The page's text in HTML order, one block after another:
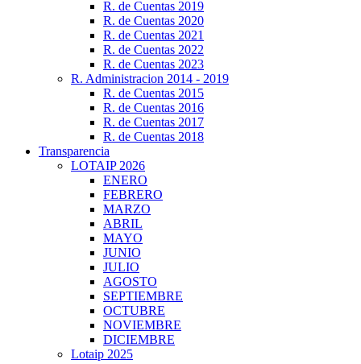
R. de Cuentas 2019
R. de Cuentas 2020
R. de Cuentas 2021
R. de Cuentas 2022
R. de Cuentas 2023
R. Administracion 2014 - 2019
R. de Cuentas 2015
R. de Cuentas 2016
R. de Cuentas 2017
R. de Cuentas 2018
Transparencia
LOTAIP 2026
ENERO
FEBRERO
MARZO
ABRIL
MAYO
JUNIO
JULIO
AGOSTO
SEPTIEMBRE
OCTUBRE
NOVIEMBRE
DICIEMBRE
Lotaip 2025